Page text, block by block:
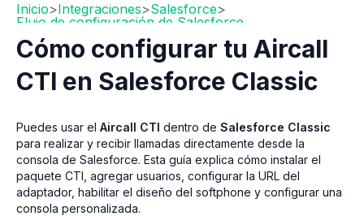
Inicio>Integraciones>Salesforce>
Flujo de configuración de Salesforce
Cómo configurar tu Aircall
CTI en Salesforce Classic
Puedes usar el Aircall CTI dentro de Salesforce Classic
para realizar y recibir llamadas directamente desde la
consola de Salesforce. Esta guía explica cómo instalar el
paquete CTI, agregar usuarios, configurar la URL del
adaptador, habilitar el diseño del softphone y configurar una
consola personalizada.